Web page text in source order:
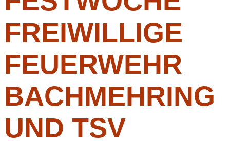
FREIWILLIGE
FEUERWEHR
BACHMEHRING
UND TSV